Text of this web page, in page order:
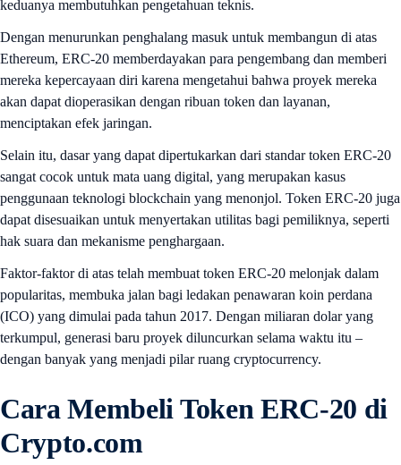
keduanya membutuhkan pengetahuan teknis.
Dengan menurunkan penghalang masuk untuk membangun di atas
Ethereum, ERC-20 memberdayakan para pengembang dan memberi
mereka kepercayaan diri karena mengetahui bahwa proyek mereka
akan dapat dioperasikan dengan ribuan token dan layanan,
menciptakan efek jaringan.
Selain itu, dasar yang dapat dipertukarkan dari standar token ERC-20
sangat cocok untuk mata uang digital, yang merupakan kasus
penggunaan teknologi blockchain yang menonjol. Token ERC-20 juga
dapat disesuaikan untuk menyertakan utilitas bagi pemiliknya, seperti
hak suara dan mekanisme penghargaan.
Faktor-faktor di atas telah membuat token ERC-20 melonjak dalam
popularitas, membuka jalan bagi ledakan penawaran koin perdana
(ICO) yang dimulai pada tahun 2017. Dengan miliaran dolar yang
terkumpul, generasi baru proyek diluncurkan selama waktu itu –
dengan banyak yang menjadi pilar ruang cryptocurrency.
Cara Membeli Token ERC-20 di
Crypto.com